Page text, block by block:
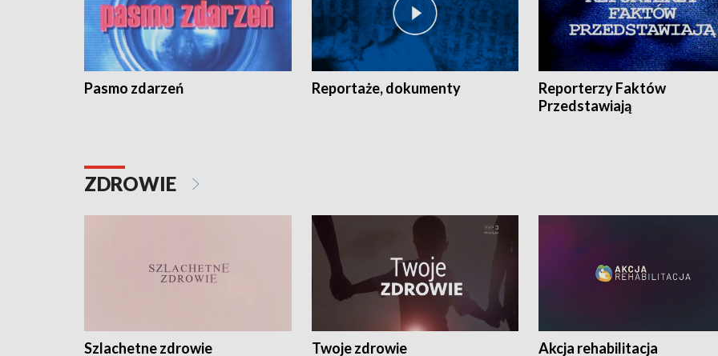
Pasmo zdarzeń Reportaże, dokumenty
Reporterzy Faktów
Przedstawiają
ZDROWIE
Szlachetne zdrowie Twoje zdrowie Akcja rehabilitacja